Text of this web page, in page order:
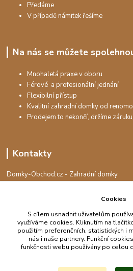
Předáme
V případě námitek řešíme
Na nás se můžete
Mnohaletá praxe v oboru
Férové a profesionální jednání
Flexibilní přístup
Kvalitní zahradní domky od
Prodejem to nekončí, držíme
Kontakty
Domky-Obchod.cz - Zahradní domky
+420 730 501 925
info@domky-obchod.cz
Cookies
S cílem usnadnit uživatelům
využíváme cookies. Kliknutím na
použitím preferenčních, statistických i
nás i naše partnery. Funkční
funkčnosti webu používány po celou